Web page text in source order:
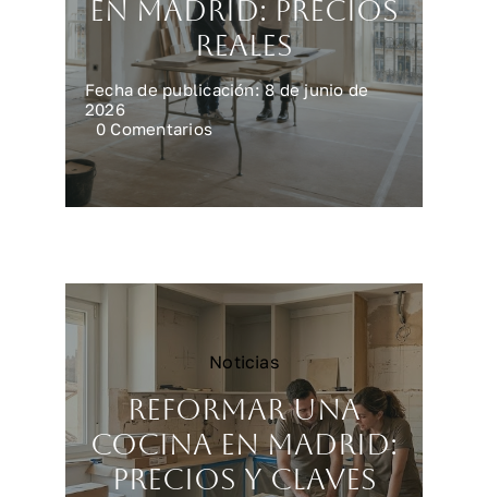
en Madrid: precios
reales
Fecha de publicación: 8 de junio de
2026
0 Comentarioson
Reforma
integral
Madrid:
Noticias
Reformar una
cocina en Madrid:
precios y claves